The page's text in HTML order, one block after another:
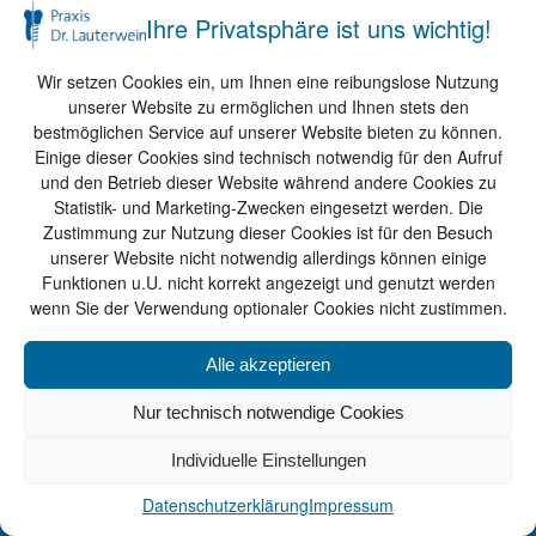
Ihre Privatsphäre ist uns wichtig!
Wir setzen Cookies ein, um Ihnen eine reibungslose Nutzung
unserer Website zu ermöglichen und Ihnen stets den
bestmöglichen Service auf unserer Website bieten zu können.
Einige dieser Cookies sind technisch notwendig für den Aufruf
und den Betrieb dieser Website während andere Cookies zu
Statistik- und Marketing-Zwecken eingesetzt werden. Die
Zustimmung zur Nutzung dieser Cookies ist für den Besuch
unserer Website nicht notwendig allerdings können einige
Funktionen u.U. nicht korrekt angezeigt und genutzt werden
wenn Sie der Verwendung optionaler Cookies nicht zustimmen.
Alle akzeptieren
Nur technisch notwendige Cookies
Individuelle Einstellungen
DatenschutzerklärungImpressum
SOCIAL MEDIA
Facebook
Instagram
Impressum
Datenschutzerklärung
Kontakt